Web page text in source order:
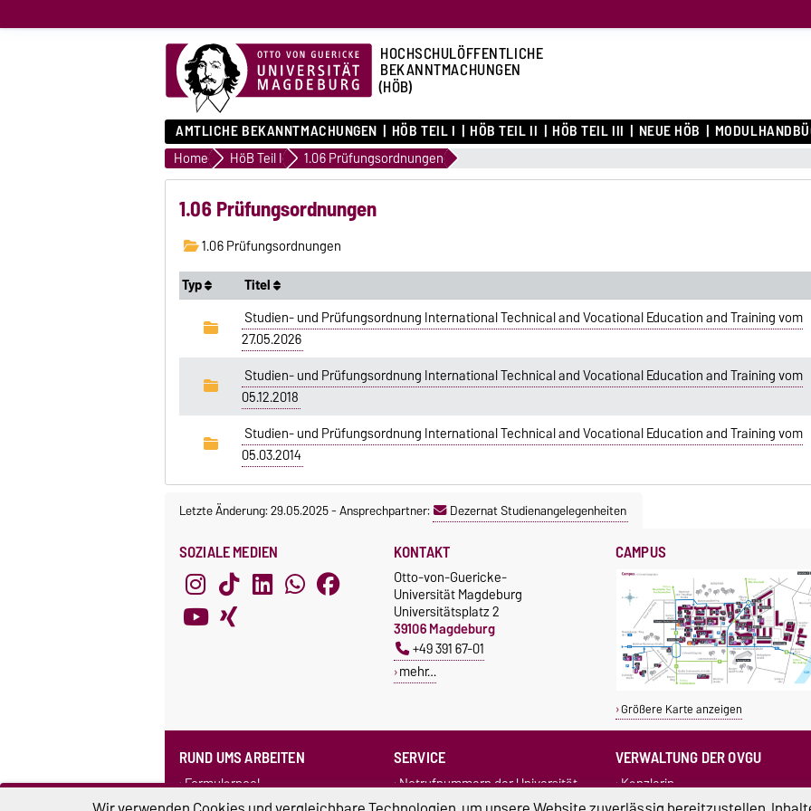
HOCHSCHULÖFFENTLICHE
BEKANNTMACHUNGEN
(HÖB)
AMTLICHE BEKANNTMACHUNGEN HÖB TEIL I HÖB TEIL II HÖB TEIL III NEUE HÖB
Home HöB Teil I 1.06 Prüfungsordnungen
1.06 Prüfungsordnungen
1.06 Prüfungsordnungen
Typ
Titel
Studien- und Prüfungsordnung International Technical and Vocational Education and Training vom
27.05.2026
Studien- und Prüfungsordnung International Technical and Vocational Education and Training vom
05.12.2018
Studien- und Prüfungsordnung International Technical and Vocational Education and Training vom
05.03.2014
Letzte Änderung: 29.05.2025-Ansprechpartner: Dezernat Studienangelegenheiten
SOZIALE MEDIEN KONTAKT
Otto-von-Guericke-
Universität Magdeburg
Universitätsplatz 2
39106 Magdeburg
+49 391 67-01
mehr…
CAMPUS
Größere Karte anzeigen
RUND UMS ARBEITEN
Formularpool
Personensuche
SERVICE
Notrufnummern der Universität
Fundbüro
+49 391 67-54444
VERWALTUNG DER OVGU
Kanzlerin
Rechtsstelle